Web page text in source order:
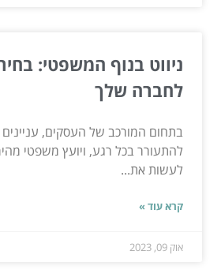
ניווט בנוף המשפטי:
לחברה שלך
בתחום המורכב של העסקים, עניינים
להתעורר בכל רגע, ויועץ משפטי
לעשות את...
קרא עוד »
אוק 09, 2023